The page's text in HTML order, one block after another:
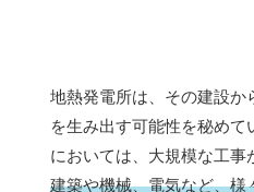
地熱発電所は、その建設か
を生み出す可能性を秘め
においては、大規模な工事
建築や機械、電気など、様